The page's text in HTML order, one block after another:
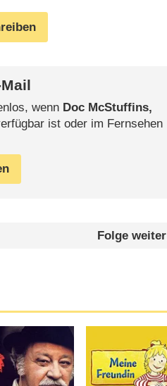
wenn Doc McStuffins,
ist oder im Fernsehen
Folge weiter